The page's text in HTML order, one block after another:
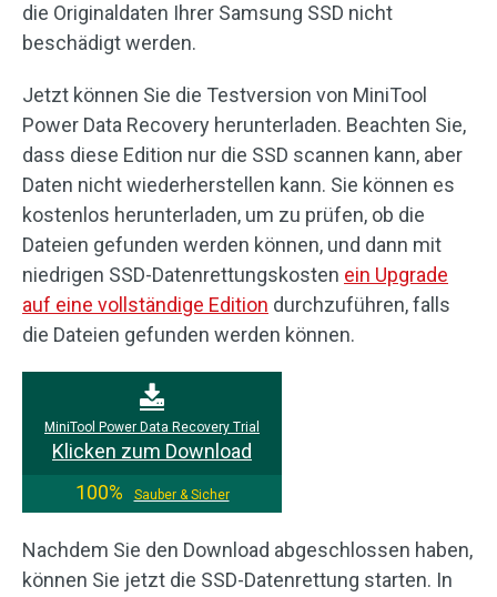
die Originaldaten Ihrer Samsung SSD nicht
beschädigt werden.
Jetzt können Sie die Testversion von MiniTool
Power Data Recovery herunterladen. Beachten Sie,
dass diese Edition nur die SSD scannen kann, aber
Daten nicht wiederherstellen kann. Sie können es
kostenlos herunterladen, um zu prüfen, ob die
Dateien gefunden werden können, und dann mit
niedrigen SSD-Datenrettungskosten ein Upgrade
auf eine vollständige Edition durchzuführen, falls
die Dateien gefunden werden können.
MiniTool Power Data Recovery Trial
Klicken zum Download
100%
Sauber & Sicher
Nachdem Sie den Download abgeschlossen haben,
können Sie jetzt die SSD-Datenrettung starten. In